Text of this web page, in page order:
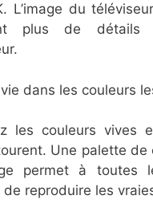
L’image du
plus de
dans les couleurs
les couleurs vives
Une palette de
permet à toutes
de reproduire les